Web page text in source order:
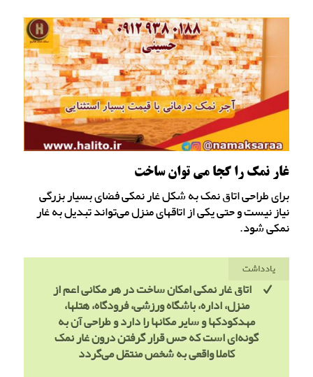
غار نمک را کجا می توان ساخت
برای طراحی اتاق نمک به شکل غار نمکی فضای بسیار بزرگی
نیاز نیست و حتی یکی از اتاقهای منزل می‌تواند تبدیل به غار
نمکی شود.
یادداشت
اتاق غار نمکی امکان ساخت در هر مکانی اعم از
منزل، اداره، باشگاه ورزشی، فرودگاه، هتلها،
مهدکودکها و سایر مکانها را دارد و طراحی آن به
گونه‌ای است که حس قرار گرفتن درون غار نمک
کاملا واقعی به شخص منتقل می‌گردد